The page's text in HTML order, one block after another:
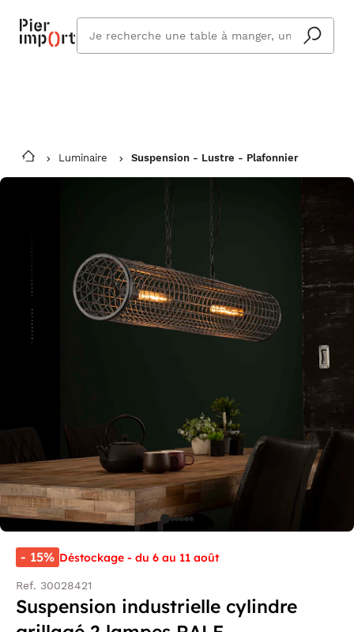
Vous êtes absent ? Pier Import s'adapte
et vous livre à votre retour.
En savoir plus
cherchez
vous ?
Luminaire Suspension - Lustre - Plafonnier
- 15% Déstockage - du 6 au 11 août
Ref. 30028421
Suspension industrielle cylindre